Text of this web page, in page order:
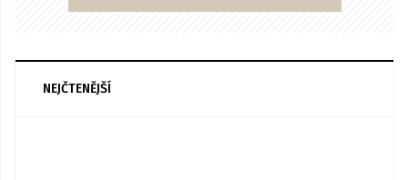
NEJČTENĚJŠÍ